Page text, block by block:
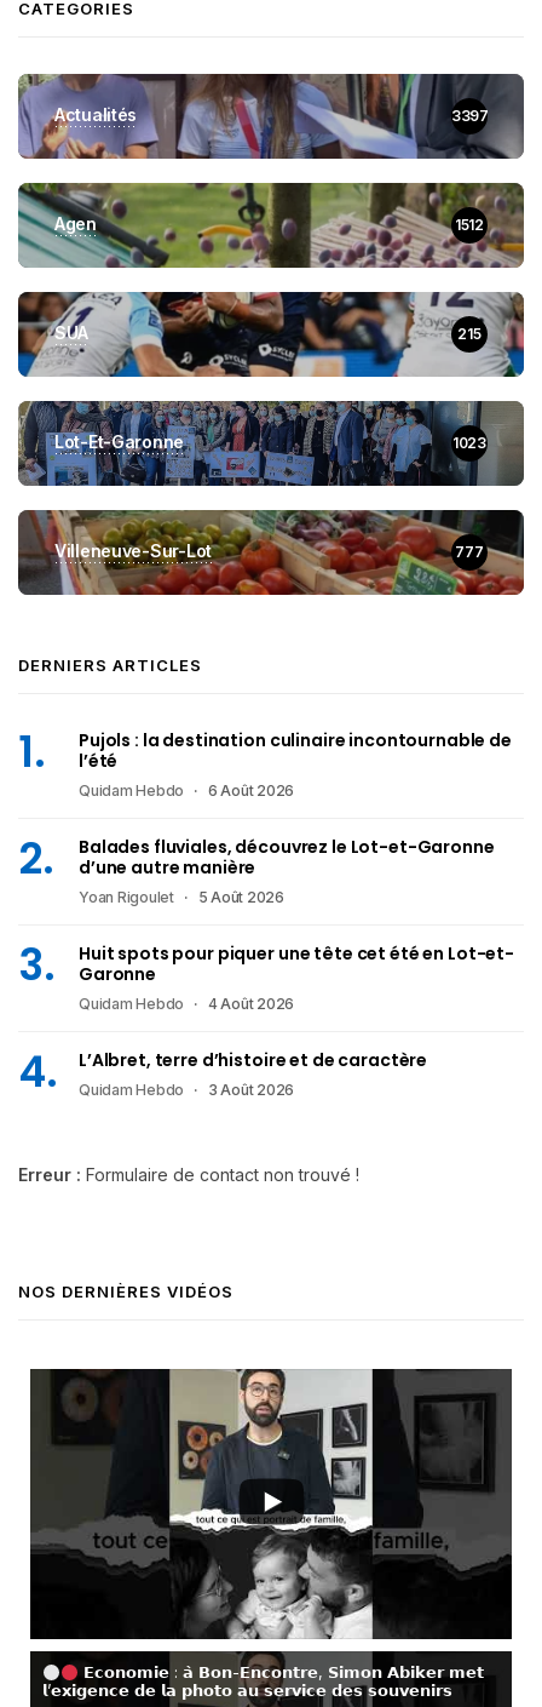
CATEGORIES
Actualités 3397
Agen 1512
SUA 215
Lot-Et-Garonne 1023
Villeneuve-Sur-Lot 777
DERNIERS ARTICLES
Pujols : la destination culinaire incontournable de
l’été
Quidam Hebdo 6 Août 2026
Balades fluviales, découvrez le Lot-et-Garonne
d’une autre manière
Yoan Rigoulet 5 Août 2026
Huit spots pour piquer une tête cet été en Lot-et-
Garonne
Quidam Hebdo 4 Août 2026
L’Albret, terre d’histoire et de caractère
Quidam Hebdo 3 Août 2026
Erreur : Formulaire de contact non trouvé !
NOS DERNIÈRES VIDÉOS
𝗘𝗰𝗼𝗻𝗼𝗺𝗶𝗲 : 𝗮̀ 𝗕𝗼𝗻-𝗘𝗻𝗰𝗼𝗻𝘁𝗿𝗲, 𝗦𝗶𝗺𝗼𝗻 𝗔𝗯𝗶𝗸𝗲𝗿 𝗺𝗲𝘁
𝗹’𝗲𝘅𝗶𝗴𝗲𝗻𝗰𝗲 𝗱𝗲 𝗹𝗮 𝗽𝗵𝗼𝘁𝗼 𝗮𝘂 𝘀𝗲𝗿𝘃𝗶𝗰𝗲 𝗱𝗲𝘀 𝘀𝗼𝘂𝘃𝗲𝗻𝗶𝗿𝘀